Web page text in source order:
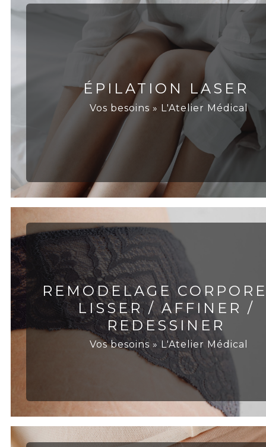
ÉPILATION LASER
Vos besoins » L'Atelier Médical
REMODELAGE
LISSER / AFFINER /
REDESSINER
Vos besoins » L'Atelier Médical